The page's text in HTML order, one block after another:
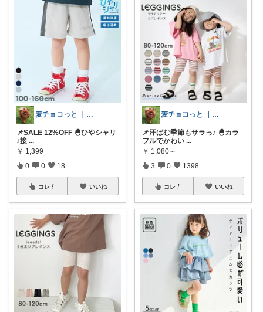
麦チョコっと ｜ キッズ＆ベビー 夏
📌SALE 12%OFF 🐣ひやシャリ
♪接 ...
￥ 1,399
0 0 18
コレ いいね
麦チョコっと ｜ キッズ＆ベビー 夏
📌汗ばむ季節もサラっ♪ 🐣カラ
フルでかわい ...
￥ 1,080～
3 0 1398
コレ いいね